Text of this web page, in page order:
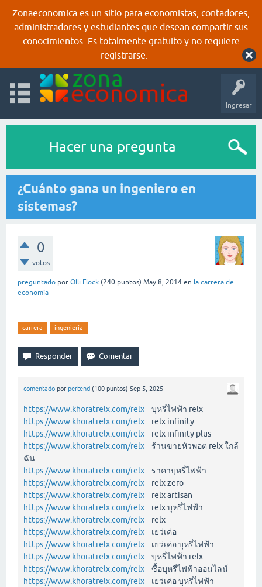
Zonaeconomica es un sitio para economistas, contadores,
administradores y estudiantes que desean compartir sus
conocimientos. Es totalmente gratuito y no requiere
registrarse.
Ingresar
Hacer una pregunta
¿Cuánto gana un ingeniero en
sistemas?
0
votos
preguntado por Olli Flock (240 puntos) May 8, 2014 en la carrera de
economía
carrera ingeniería
comentado por pertend (100 puntos) Sep 5, 2025
https://www.khoratrelx.com/relx
บุหรี่ไฟฟ้า relx
https://www.khoratrelx.com/relx
relx infinity
https://www.khoratrelx.com/relx
relx infinity plus
https://www.khoratrelx.com/relx
ร้านขายหัวพอต relx ใกล้
ฉัน
https://www.khoratrelx.com/relx
ราคาบุหรี่ไฟฟ้า
https://www.khoratrelx.com/relx
relx zero
https://www.khoratrelx.com/relx
relx artisan
https://www.khoratrelx.com/relx
relx บุหรี่ไฟฟ้า
https://www.khoratrelx.com/relx
relx
https://www.khoratrelx.com/relx
เยว่เค่อ
https://www.khoratrelx.com/relx
เยว่เค่อ บุหรี่ไฟฟ้า
https://www.khoratrelx.com/relx
บุหรี่ไฟฟ้า relx
https://www.khoratrelx.com/relx
ซื้อบุหรี่ไฟฟ้าออนไลน์
https://www.khoratrelx.com/relx
เยว่เค่อ บุหรี่ไฟฟ้า